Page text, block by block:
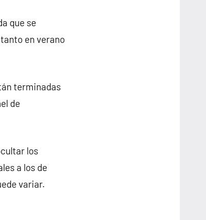
que se
en verano
terminadas
de
los
a los de
variar.